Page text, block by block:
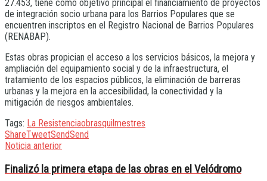
27.453, tiene como objetivo principal el financiamiento de proyectos
de integración socio urbana para los Barrios Populares que se
encuentren inscriptos en el Registro Nacional de Barrios Populares
(RENABAP).
Estas obras propician el acceso a los servicios básicos, la mejora y
ampliación del equipamiento social y de la infraestructura, el
tratamiento de los espacios públicos, la eliminación de barreras
urbanas y la mejora en la accesibilidad, la conectividad y la
mitigación de riesgos ambientales.
Tags: La Resistenciaobrasquilmestres
ShareTweetSendSend
Noticia anterior
Finalizó la primera etapa de las obras en el Velódromo